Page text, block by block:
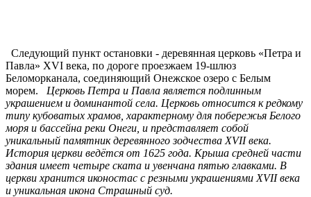
Следующий пункт остановки - деревянная церковь «Петра и
Павла» XVI века, по дороге проезжаем 19-шлюз
Беломорканала, соединяющий Онежское озеро с Белым
морем. Церковь Петра и Павла является подлинным
украшением и доминантой села. Церковь относится к редкому
типу кубоватых храмов, характерному для побережья Белого
моря и бассейна реки Онеги, и представляет собой
уникальный памятник деревянного зодчества XVII века.
История церкви ведётся от 1625 года. Крыша средней части
здания имеет четыре ската и увенчана пятью главками. В
церкви хранится иконостас с резными украшениями XVII века
и уникальная икона Страшный суд.